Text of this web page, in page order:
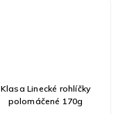
Klasa Linecké rohlíčky
polomáčené 170g